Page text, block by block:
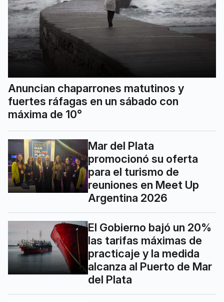
Anuncian chaparrones matutinos y
fuertes ráfagas en un sábado con
máxima de 10°
Mar del Plata
promocionó su oferta
para el turismo de
reuniones en Meet Up
Argentina 2026
El Gobierno bajó un 20%
las tarifas máximas de
practicaje y la medida
alcanza al Puerto de Mar
del Plata